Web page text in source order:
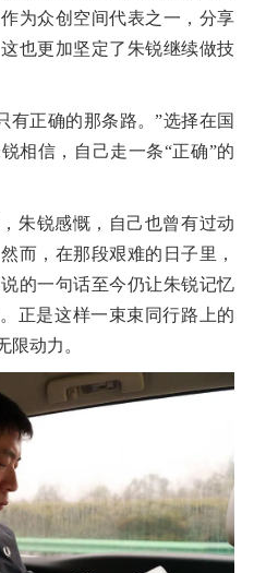
为众创空间代表之一，分享
也更加坚定了朱锐继续做技
有正确的那条路。”选择在国
相信，自己走一条“正确”的
朱锐感慨，自己也曾有过动
而，在那段艰难的日子里，
的一句话至今仍让朱锐记忆
正是这样一束束同行路上的
限动力。